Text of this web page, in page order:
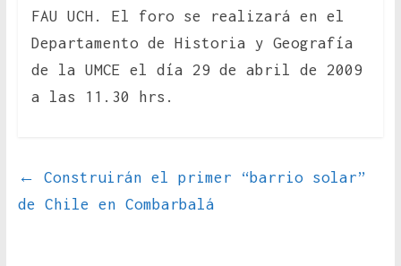
FAU UCH. El foro se realizará en el
Departamento de Historia y Geografía
de la UMCE el día 29 de abril de 2009
a las 11.30 hrs.
←
Construirán el primer “barrio solar”
de Chile en Combarbalá